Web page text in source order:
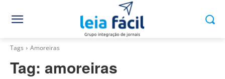
Tags Amoreiras
Tag: amoreiras